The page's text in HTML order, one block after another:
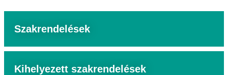
Szakrendelések
Kihelyezett szakrendelések